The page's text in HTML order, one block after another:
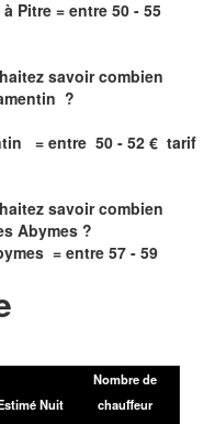
Pitre = entre 50 - 55
savoircombien
?
= entre 50 - 52 € tarif
savoircombien
Abymes ?
= entre 57 - 59
Nuit
Nombre de
chauffeur